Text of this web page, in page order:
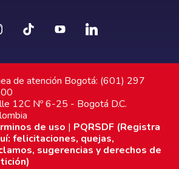
de atención Bogotá: (601) 297
12C Nº 6-25 - Bogotá D.C.
de uso | PQRSDF (Registra
felicitaciones, quejas,
sugerencias y derechos de